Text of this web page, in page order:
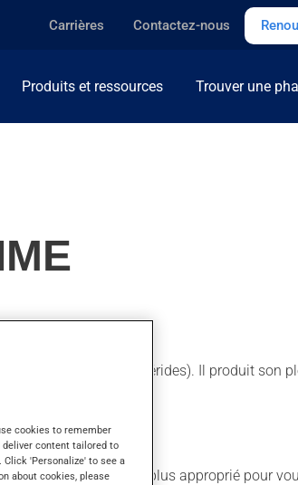
Carrières Contactez-nous
Produits et ressources Trouver une
(cholestérol / triglycérides). Il produit son
différent qui est plus approprié pour
cookies to remember
content tailored to
'Personalize' to see a
about cookies, please